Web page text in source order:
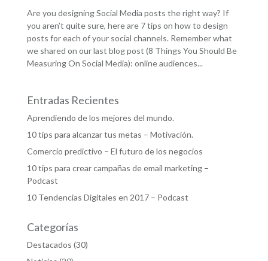
Are you designing Social Media posts the right way? If
you aren’t quite sure, here are 7 tips on how to design
posts for each of your social channels. Remember what
we shared on our last blog post (8 Things You Should Be
Measuring On Social Media): online audiences...
Entradas Recientes
Aprendiendo de los mejores del mundo.
10 tips para alcanzar tus metas – Motivación.
Comercio predictivo – El futuro de los negocios
10 tips para crear campañas de email marketing –
Podcast
10 Tendencias Digitales en 2017 – Podcast
Categorías
Destacados (30)